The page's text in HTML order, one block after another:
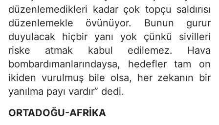
düzenlemedikleri kadar çok topçu saldırısı
düzenlemekle övünüyor. Bunun gurur
duyulacak hiçbir yanı yok çünkü sivilleri
riske atmak kabul edilemez. Hava
bombardımanlarındaysa, hedefler tam on
ikiden vurulmuş bile olsa, her zekanın bir
yanılma payı vardır” dedi.
ORTADOĞU-AFRİKA